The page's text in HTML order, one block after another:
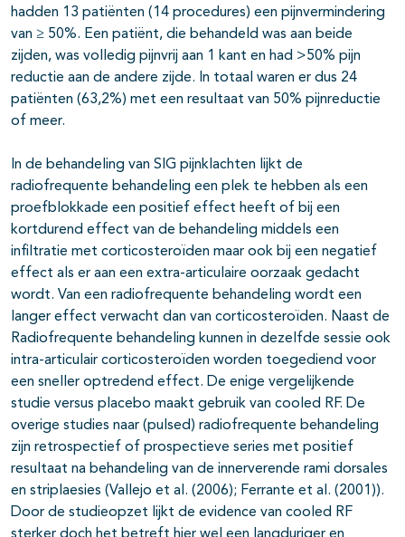
hadden 13 patiënten (14 procedures) een pijnvermindering
van ≥ 50%. Een patiënt, die behandeld was aan beide
zijden, was volledig pijnvrij aan 1 kant en had >50% pijn
reductie aan de andere zijde. In totaal waren er dus 24
patiënten (63,2%) met een resultaat van 50% pijnreductie
of meer.
In de behandeling van SIG pijnklachten lijkt de
radiofrequente behandeling een plek te hebben als een
proefblokkade een positief effect heeft of bij een
kortdurend effect van de behandeling middels een
infiltratie met corticosteroïden maar ook bij een negatief
effect als er aan een extra-articulaire oorzaak gedacht
wordt. Van een radiofrequente behandeling wordt een
langer effect verwacht dan van corticosteroïden. Naast de
Radiofrequente behandeling kunnen in dezelfde sessie ook
intra-articulair corticosteroïden worden toegediend voor
een sneller optredend effect. De enige vergelijkende
studie versus placebo maakt gebruik van cooled RF. De
overige studies naar (pulsed) radiofrequente behandeling
zijn retrospectief of prospectieve series met positief
resultaat na behandeling van de innerverende rami dorsales
en striplaesies (Vallejo et al. (2006); Ferrante et al. (2001)).
Door de studieopzet lijkt de evidence van cooled RF